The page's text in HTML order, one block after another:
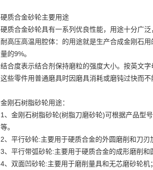
硬质合金砂轮主要用途
硬质合金砂轮具有一系列优良性能，用途十分广
耐高压高温用腔体：的用途就是生产合成金刚石
量的9%。
结合度表示结合剂保持磨粒的强度大小。按英文
这些零件用普通磨具时因磨具消耗或磨钝过快而不
金刚石树脂砂轮用途：
1、金刚石树脂砂轮(树脂刀磨砂轮)可根据产品型
等。
2、平行砂轮:主要用于硬质合金的外圆磨削和刀刃
3、平行带弧砂轮:主要用于硬质合金的成形磨削和
4、双面凹砂轮:主要用于磨削量具和无芯磨砂轮机；